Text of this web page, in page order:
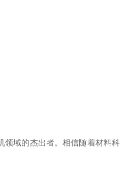
域的杰出者。相信随着材料科